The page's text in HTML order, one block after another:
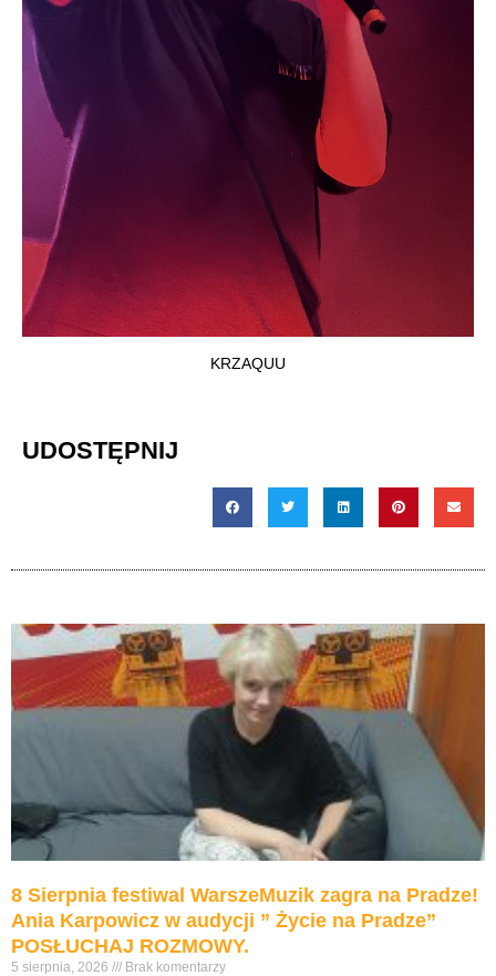
KRZAQUU
UDOSTĘPNIJ
8 Sierpnia festiwal WarszeMuzik zagra na Pradze!
Ania Karpowicz w audycji ” Życie na Pradze”
POSŁUCHAJ ROZMOWY.
5 sierpnia, 2026 Brak komentarzy